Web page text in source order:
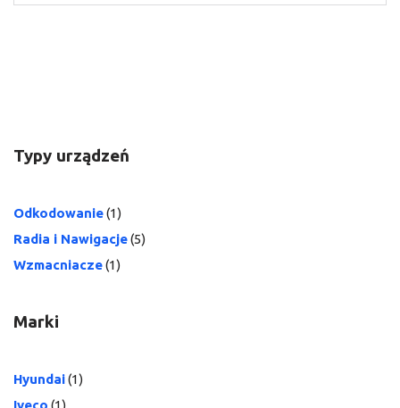
Typy urządzeń
Odkodowanie(1)
Radia i Nawigacje(5)
Wzmacniacze(1)
Marki
Hyundai(1)